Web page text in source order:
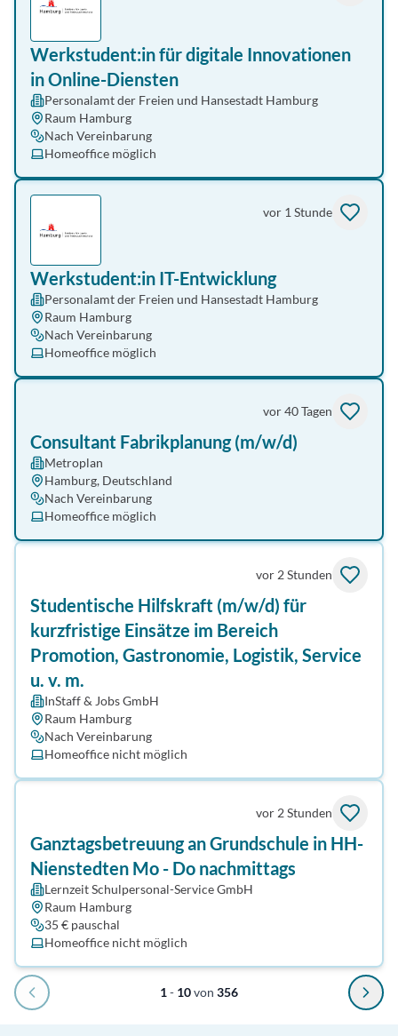
Werkstudent:in für digitale Innovationen
in Online-Diensten
Personalamt der Freien und Hansestadt Hamburg
Raum Hamburg
Nach Vereinbarung
Homeoffice möglich
vor 1 Stunde
Werkstudent:in IT-Entwicklung
Personalamt der Freien und Hansestadt Hamburg
Raum Hamburg
Nach Vereinbarung
Homeoffice möglich
vor 40 Tagen
Consultant Fabrikplanung (m/w/d)
Metroplan
Hamburg, Deutschland
Nach Vereinbarung
Homeoffice möglich
vor 2 Stunden
Studentische Hilfskraft (m/w/d) für
kurzfristige Einsätze im Bereich
Promotion, Gastronomie, Logistik, Service
u. v. m.
InStaff & Jobs GmbH
Raum Hamburg
Nach Vereinbarung
Homeoffice nicht möglich
vor 2 Stunden
Ganztagsbetreuung an Grundschule in HH-
Nienstedten Mo - Do nachmittags
Lernzeit Schulpersonal-Service GmbH
Raum Hamburg
35 € pauschal
Homeoffice nicht möglich
1- 10von 356